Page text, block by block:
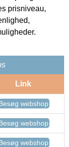
prisniveau,
Link
webshop
webshop
webshop